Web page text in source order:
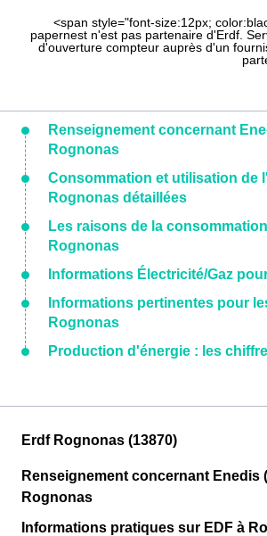
<span style="font-size:12px;
papernest n'est pas partenaire d'Erdf.
d'ouverture compteur auprès d'un
Renseignement concernant
Rognonas
Consommation et utilisation de
Rognonas détaillées
Les raisons de la
Rognonas
Informations Électricité/Gaz
Informations pertinentes pour
Rognonas
Production d'énergie : les
Erdf Rognonas (13870)
Renseignement concernant Enedis
Rognonas
Informations pratiques sur EDF à